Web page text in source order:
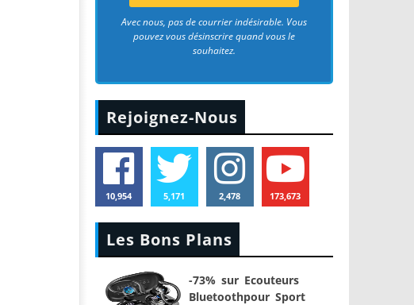
Avec nous, pas de courrier indésirable. Vous
pouvez vous désinscrire quand vous le
souhaitez.
Rejoignez-Nous
10,954 5,171 2,478 173,673
Les Bons Plans
-73% sur Ecouteurs
Bluetoothpour Sport